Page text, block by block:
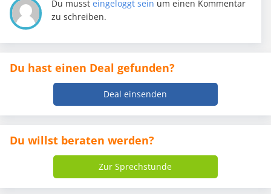
Du mussteingeloggt sein um einen Kommentar
zu schreiben.
Du hast einen Deal gefunden?
Deal einsenden
Du willst beraten werden?
Zur Sprechstunde